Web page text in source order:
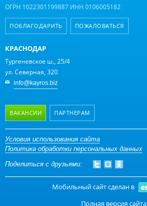
ОГРН 1022301199887 ИНН 0106005182
ПОБЛАГОДАРИТЬ ПОЖАЛОВАТЬСЯ
КРАСНОДАР
Тургеневское ш., 25/4
ул. Северная, 320
info@kayros.biz
ВАКАНСИИ ПАРТНЕРАМ
Дизайнерам
Оптовым клиентам
Дилерам
Условия использования сайта
Политика обработки персональных данных
Поделиться с друзьями:
Мобильный сайт сделан в
Полная версия сайта